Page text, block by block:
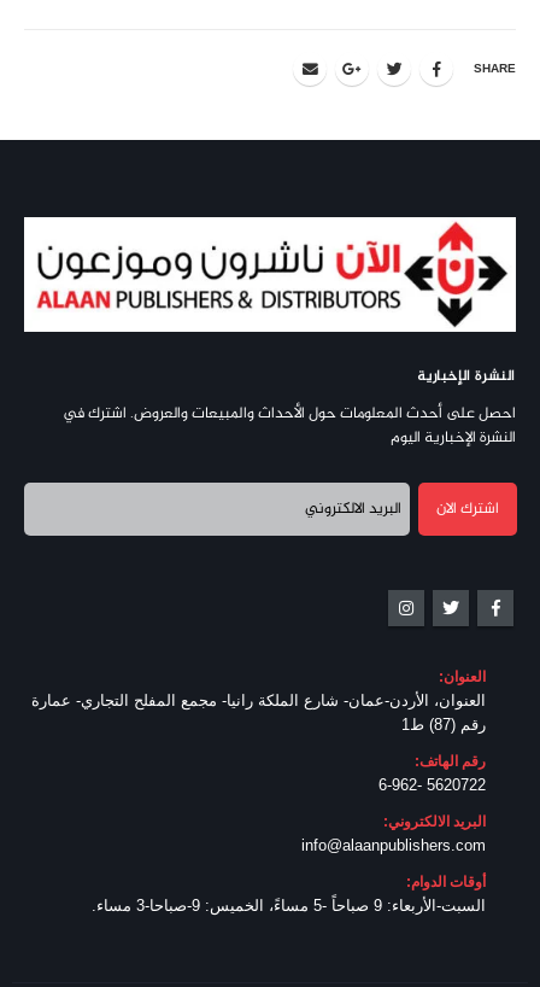
SHARE
النشرة الإخبارية
احصل على أحدث المعلومات حول الأحداث والمبيعات والعروض. اشترك في
النشرة الإخبارية اليوم
العنوان:
العنوان، الأردن-عمان- شارع الملكة رانيا- مجمع المفلح التجاري- عمارة
رقم (87) ط1
رقم الهاتف:
5620722 -6-962
البريد الالكتروني:
info@alaanpublishers.com
أوقات الدوام:
السبت-الأربعاء: 9 صباحاً -5 مساءً، الخميس: 9-صباحا-3 مساء.